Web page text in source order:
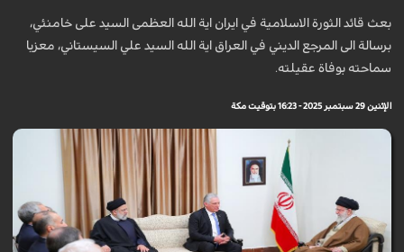
بعث قائد الثورة الاسلامية في ايران اية الله العظمى السيد على خامنئي،
برسالة الى المرجع الديني في العراق اية الله السيد علي السيستاني، معزيا
سماحته بوفاة عقيلته.
الإثنين 29 سبتمبر 2025 - 16:23 بتوقيت مكة